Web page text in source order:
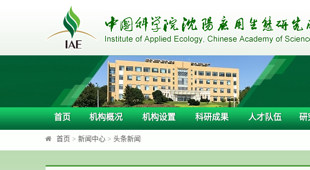
首页 机构概况 机构设置 科研成果 人才队伍 研
首页 > 新闻中心 > 头条新闻